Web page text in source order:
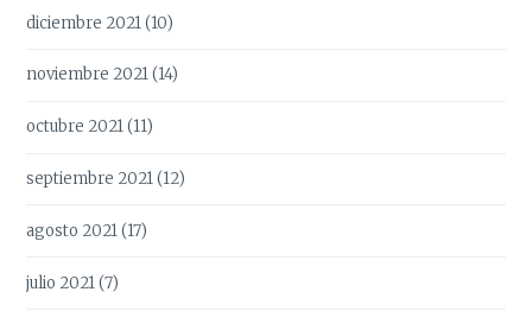
diciembre 2021(10)
noviembre 2021(14)
octubre 2021(11)
septiembre 2021(12)
agosto 2021(17)
julio 2021(7)